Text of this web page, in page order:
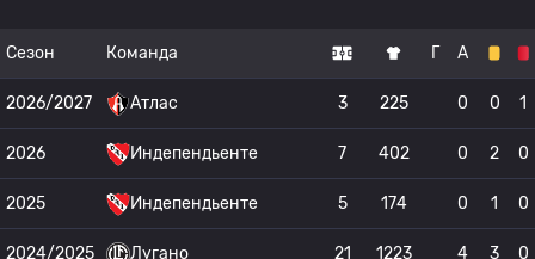
Сезон Команда Г А
2026/2027 Атлас 3 225 0 0 1
2026 Индепендьенте 7 402 0 2 0
2025 Индепендьенте 5 174 0 1 0
2024/2025 Лугано 21 1223 4 3 0